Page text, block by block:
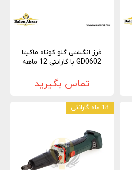
فرز انگشتی گلو کوتاه ماکیتا
GD0602 با گارانتی 12 ماهه
تماس بگیرید
18 ماه گارانتی